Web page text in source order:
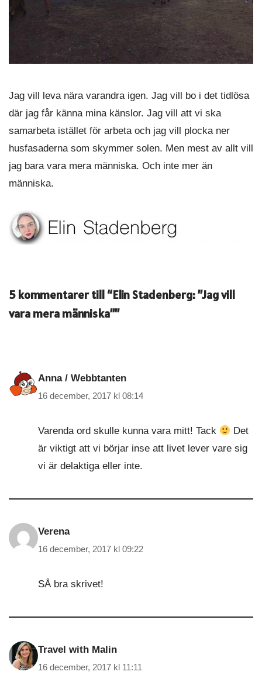
Jag vill leva nära varandra igen. Jag vill bo i det tidlösa
där jag får känna mina känslor. Jag vill att vi ska
samarbeta istället för arbeta och jag vill plocka ner
husfasaderna som skymmer solen. Men mest av allt vill
jag bara vara mera människa. Och inte mer än
människa.
5 kommentarer till “Elin Stadenberg: ”Jag vill
vara mera människa””
Anna / Webbtanten
16 december, 2017 kl 08:14
Varenda ord skulle kunna vara mitt! Tack
Det
är viktigt att vi börjar inse att livet lever vare sig
vi är delaktiga eller inte.
Verena
16 december, 2017 kl 09:22
SÅ bra skrivet!
Travel with Malin
16 december, 2017 kl 11:11